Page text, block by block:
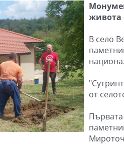
живота
В село
от
Първата